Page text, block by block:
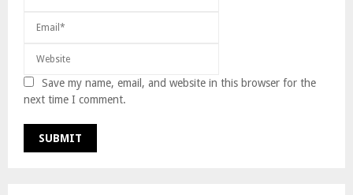
Save my name, email, and website in this browser for the
next time I comment.